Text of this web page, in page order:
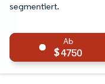
segmentiert.
4750